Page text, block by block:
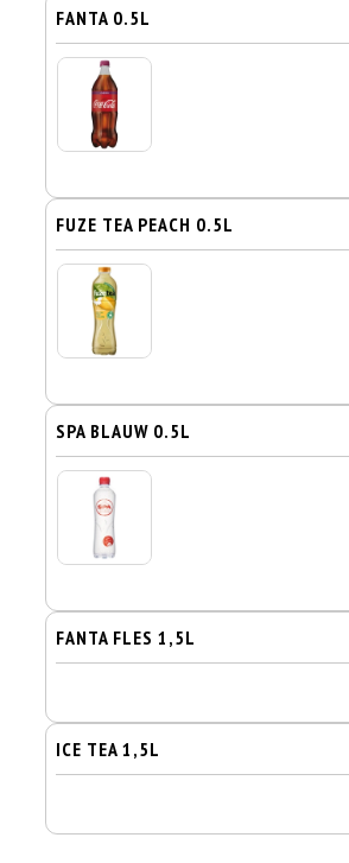
FANTA 0.5L
FUZE TEA PEACH 0.5L
SPA BLAUW 0.5L
FANTA FLES 1,5L
ICE TEA 1,5L